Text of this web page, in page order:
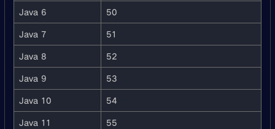
Java 6
50
Java 7
51
Java 8
52
Java 9
53
Java 10
54
Java 11
55